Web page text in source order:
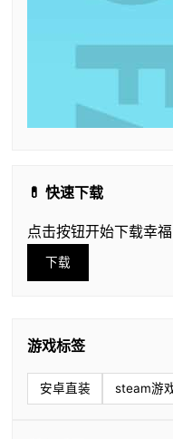
💊 快速下载
点击按钮开始下载幸
下载
游戏标签
安卓直装 steam游